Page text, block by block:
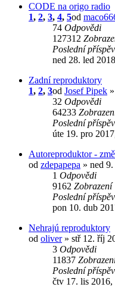
CODE na origo radio
1, 2, 3, 4, 5od
74 Odpovědi
127312
Poslední
ned 28. led
Zadní reproduktory
1, 2, 3od Josef Pipek
32 Odpovědi
64233
Poslední
úte 19. pro
Autoreproduktor -
od zdepapepa » ned
1 Odpovědi
9162 Zobrazení
Poslední
pon 10. dub
Nehrajú reproduktory
od oliver» stř 12. říj
3 Odpovědi
11837
Poslední
čtv 17. lis 2016,